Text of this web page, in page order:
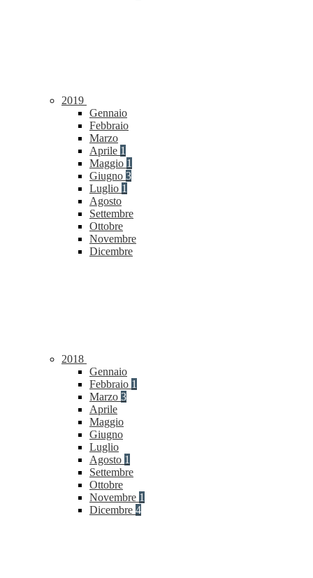
2019
Gennaio
Febbraio
Marzo
Aprile 1
Maggio 1
Giugno 3
Luglio 1
Agosto
Settembre
Ottobre
Novembre
Dicembre
2018
Gennaio
Febbraio 1
Marzo 3
Aprile
Maggio
Giugno
Luglio
Agosto 1
Settembre
Ottobre
Novembre 1
Dicembre 4